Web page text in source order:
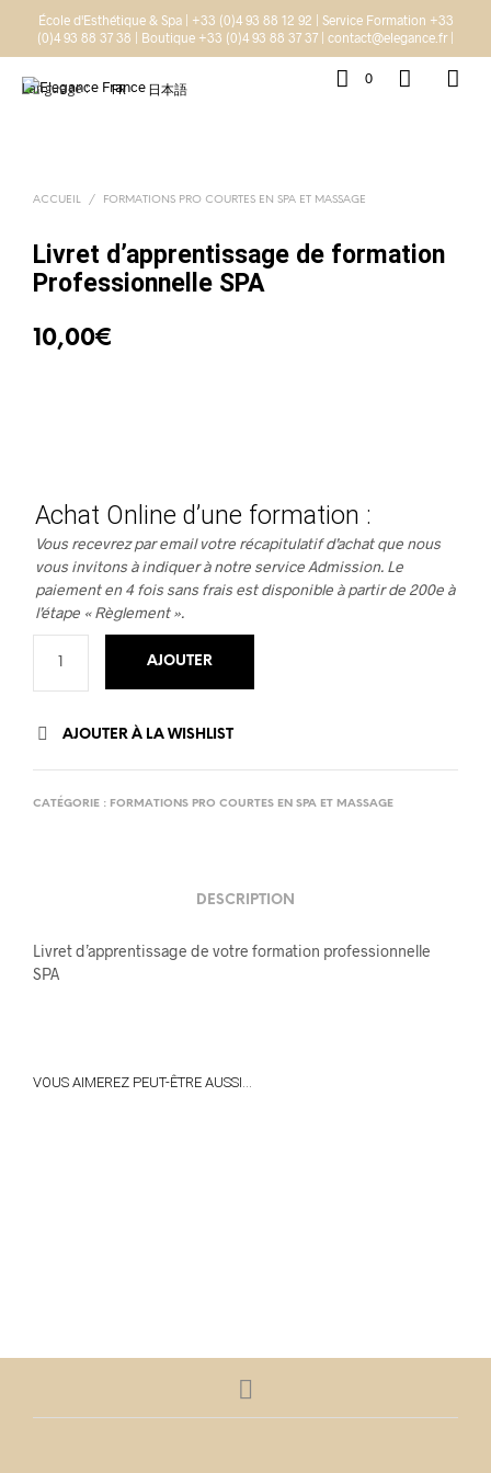
École d'Esthétique & Spa | +33 (0)4 93 88 12 92 | Service Formation +33
(0)4 93 88 37 38 | Boutique +33 (0)4 93 88 37 37 | contact@elegance.fr |
Language : FR 日本語
0
ACCUEIL / FORMATIONS PRO COURTES EN SPA ET MASSAGE
Livret d’apprentissage de formation
Professionnelle SPA
10,00€
Achat Online d’une formation :
Vous recevrez par email votre récapitulatif d’achat que nous
vous invitons à indiquer à notre service Admission. Le
paiement en 4 fois sans frais est disponible à partir de 200e à
l’étape « Règlement ».
AJOUTER
AJOUTER À LA WISHLIST
CATÉGORIE : FORMATIONS PRO COURTES EN SPA ET MASSAGE
DESCRIPTION
Livret d’apprentissage de votre formation professionnelle
SPA
VOUS AIMEREZ PEUT-ÊTRE AUSSI…